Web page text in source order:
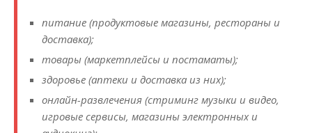
питание (продуктовые магазины, рестораны и
доставка);
товары (маркетплейсы и постаматы);
здоровье (аптеки и доставка из них);
онлайн-развлечения (стриминг музыки и видео,
игровые сервисы, магазины электронных и